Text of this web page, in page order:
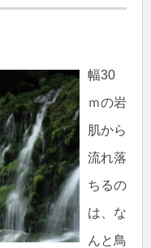
幅30
ｍの岩
肌から
流れ落
ちるの
は、な
んと鳥